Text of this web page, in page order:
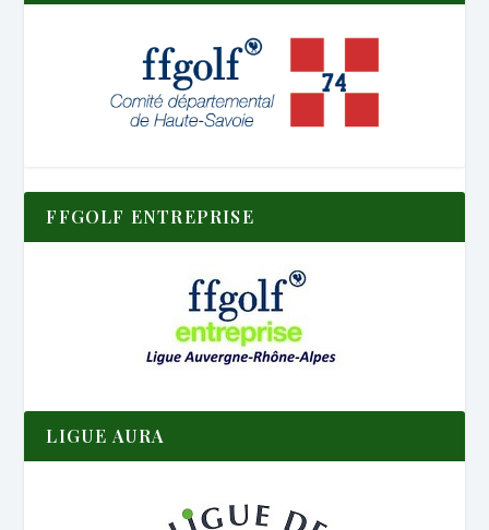
FFGOLF ENTREPRISE
LIGUE AURA